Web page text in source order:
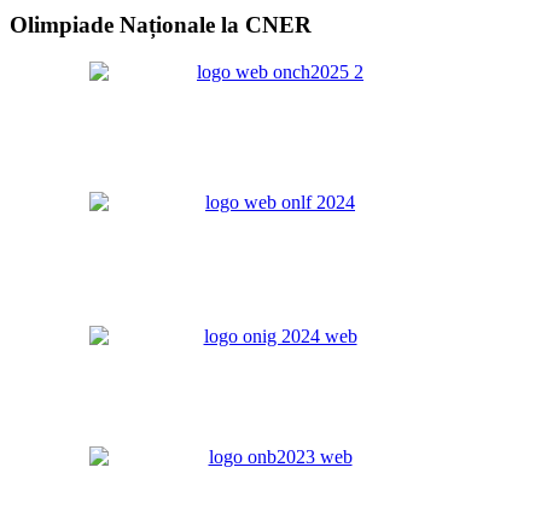
Olimpiade Naționale la CNER